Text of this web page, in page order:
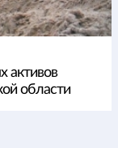
активов
области